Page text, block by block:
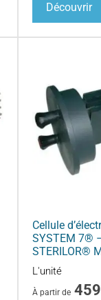
Découvrir
Cellule
SYSTEM 7®
STERILOR®
L'unité
À partir de